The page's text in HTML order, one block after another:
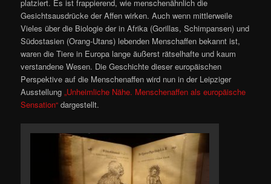
platziert. Es ist frappierend, wie menschenähnlich die
Gesichtsausdrücke der Affen wirken. Auch wenn mittlerweile
Vieles über die Biologie der in Afrika (Gorillas, Schimpansen) und
Südostasien (Orang-Utans) lebenden Menschaffen bekannt ist,
waren die Tiere in Europa lange äußerst rätselhafte und kaum
verstandene Wesen. Die Geschichte dieser europäischen
Perspektive auf die Menschenaffen wird nun in der Leipziger
Ausstellung„Unheimliche Nähe. Menschenaffen als europäische
Sensation“ dargestellt.